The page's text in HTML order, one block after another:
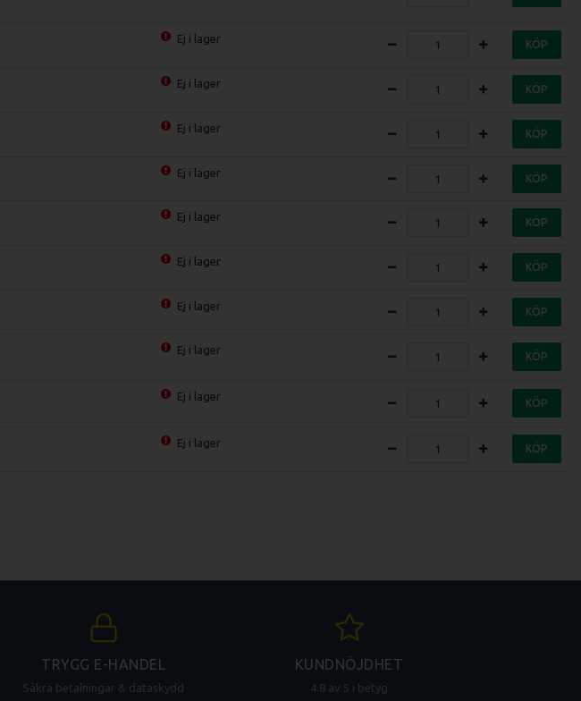
Ej i lager KÖP
Ej i lager KÖP
Ej i lager KÖP
Ej i lager KÖP
Ej i lager KÖP
Ej i lager KÖP
Ej i lager KÖP
Ej i lager
KÖP
Ej i lager
KÖP
Ej i lager KÖP
TRYGG E-HANDEL
Säkra betalningar & dataskydd
KUNDNÖJDHET
4.8 av 5 i betyg